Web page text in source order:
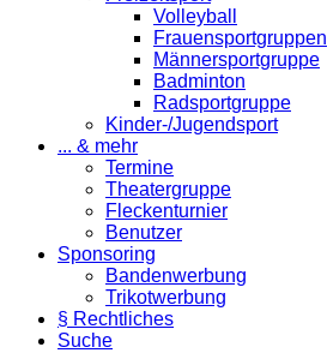
Volleyball
Frauensportgruppen
Männersportgruppe
Badminton
Radsportgruppe
Kinder-/Jugendsport
... & mehr
Termine
Theatergruppe
Fleckenturnier
Benutzer
Sponsoring
Bandenwerbung
Trikotwerbung
§ Rechtliches
Suche